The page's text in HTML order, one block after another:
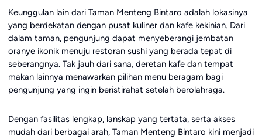
Keunggulan lain dari Taman Menteng Bintaro adalah lokasinya
yang berdekatan dengan pusat kuliner dan kafe kekinian. Dari
dalam taman, pengunjung dapat menyeberangi jembatan
oranye ikonik menuju restoran sushi yang berada tepat di
seberangnya. Tak jauh dari sana, deretan kafe dan tempat
makan lainnya menawarkan pilihan menu beragam bagi
pengunjung yang ingin beristirahat setelah berolahraga.
Dengan fasilitas lengkap, lanskap yang tertata, serta akses
mudah dari berbagai arah, Taman Menteng Bintaro kini menjadi